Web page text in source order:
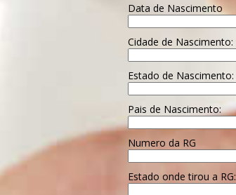
Data de Nascimento
Cidade de Nascimento:
Estado de Nascimento:
Pais de Nascimento:
Numero da RG
Estado onde tirou a RG: